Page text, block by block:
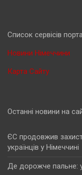
Cписок сервісів
Новини Німеччини
Карта Сайту
Останні новини на
ЄС продовжив
українців у Німеччині
Де дорожче пальне: